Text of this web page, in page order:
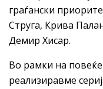
граѓански
Струга, Крива
Демир Хисар.
Во рамки на
реализиравме